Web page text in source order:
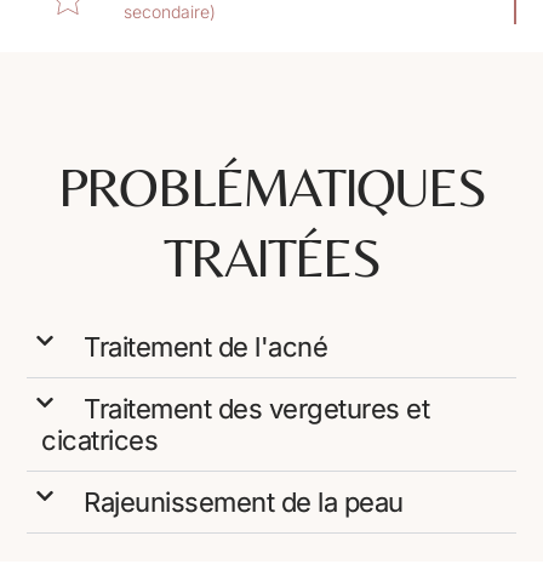
secondaire)
PROBLÉMATIQUES
TRAITÉES
Traitement de l'acné
Traitement des vergetures et
cicatrices
Rajeunissement de la peau